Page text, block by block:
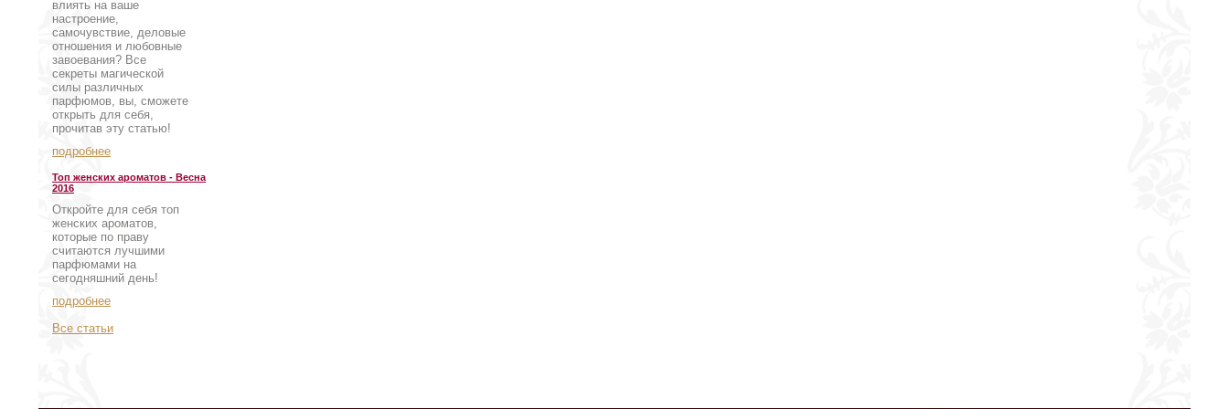
влиять на ваше
настроение,
самочувствие, деловые
отношения и любовные
завоевания? Все
секреты магической
силы различных
парфюмов, вы, сможете
открыть для себя,
прочитав эту статью!
подробнее
Топ женских ароматов - Весна
2016
Откройте для себя топ
женских ароматов,
которые по праву
считаются лучшими
парфюмами на
сегодняшний день!
подробнее
Все статьи